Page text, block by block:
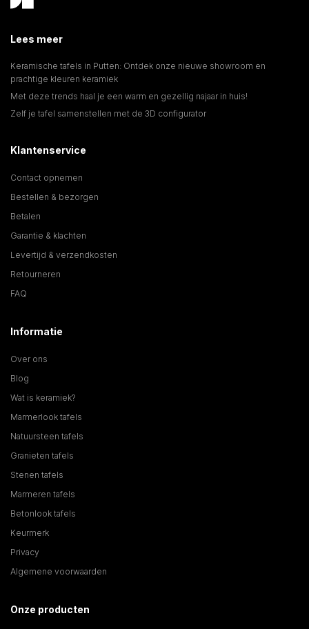
Lees meer
Keramische tafels in Putten: Ontdek onze nieuwe showroom en
prachtige kleuren keramiek
Met deze trends haal je een warm en gezellig najaar in huis!
Zelf je tafel samenstellen met de 3D configurator
Klantenservice
Contact opnemen
Bestellen & bezorgen
Betalen
Garantie & klachten
Levertijd & verzendkosten
Retourneren
FAQ
Informatie
Over ons
Blog
Wat is keramiek?
Marmerlook tafels
Natuursteen tafels
Granieten tafels
Stenen tafels
Marmeren tafels
Betonlook tafels
Keurmerk
Privacy
Algemene voorwaarden
Onze producten